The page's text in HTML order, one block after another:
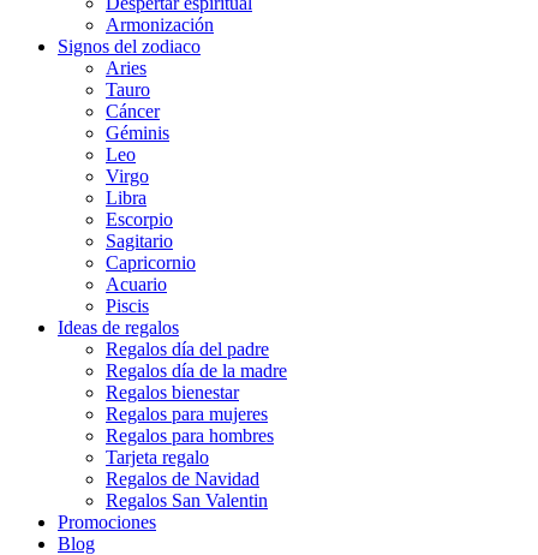
Armonización
Signos del zodiaco
Aries
Tauro
Cáncer
Géminis
Leo
Virgo
Libra
Escorpio
Sagitario
Capricornio
Acuario
Piscis
Ideas de regalos
Regalos día del padre
Regalos día de la madre
Regalos bienestar
Regalos para mujeres
Regalos para hombres
Tarjeta regalo
Regalos de Navidad
Regalos San Valentin
Promociones
Blog